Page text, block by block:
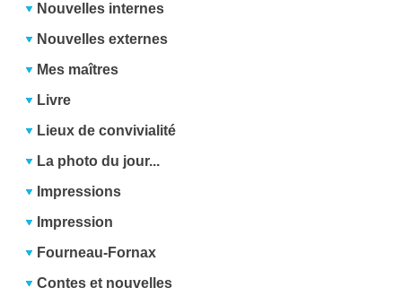
Nouvelles internes
Nouvelles externes
Mes maîtres
Livre
Lieux de convivialité
La photo du jour...
Impressions
Impression
Fourneau-Fornax
Contes et nouvelles